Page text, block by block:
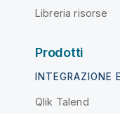
Libreria risorse
Prodotti
INTEGRAZIONE
Qlik Talend